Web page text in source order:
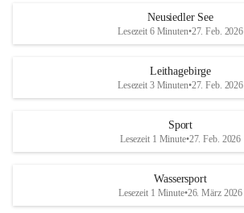
S
und den daraus folgenden wirtschaftlichen
Maßnahmen zur Bekämpfung
Rebe und der Amerikanischen
Anhang VBl. EU Nr. 18
1 Seite•1,4 MB
r
S
Neusiedler See
Lesezeit 6 Minuten•27. Feb. 2026
Leithagebirge
Lesezeit 3 Minuten•27. Feb. 2026
Sport
Lesezeit 1 Minute•27. Feb. 2026
Wassersport
Lesezeit 1 Minute•26. März 2026